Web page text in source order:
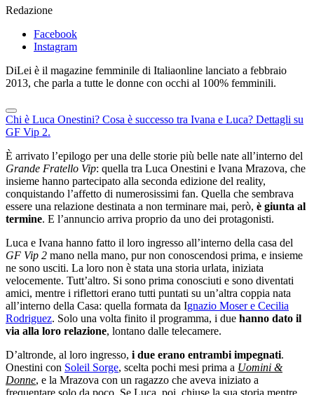
Redazione
Facebook
Instagram
DiLei è il magazine femminile di Italiaonline lanciato a febbraio
2013, che parla a tutte le donne con occhi al 100% femminili.
Chi è Luca Onestini? Cosa è successo tra Ivana e Luca? Dettagli su
GF Vip 2.
È arrivato l’epilogo per una delle storie più belle nate all’interno del
Grande Fratello Vip: quella tra Luca Onestini e Ivana Mrazova, che
insieme hanno partecipato alla seconda edizione del reality,
conquistando l’affetto di numerosissimi fan. Quella che sembrava
essere una relazione destinata a non terminare mai, però, è giunta al
termine. E l’annuncio arriva proprio da uno dei protagonisti.
Luca e Ivana hanno fatto il loro ingresso all’interno della casa del
GF Vip 2 mano nella mano, pur non conoscendosi prima, e insieme
ne sono usciti. La loro non è stata una storia urlata, iniziata
velocemente. Tutt’altro. Si sono prima conosciuti e sono diventati
amici, mentre i riflettori erano tutti puntati su un’altra coppia nata
all’interno della Casa: quella formata da Ignazio Moser e Cecilia
Rodriguez. Solo una volta finito il programma, i due hanno dato il
via alla loro relazione, lontano dalle telecamere.
D’altronde, al loro ingresso, i due erano entrambi impegnati.
Onestini con Soleil Sorge, scelta pochi mesi prima a Uomini &
Donne, e la Mrazova con un ragazzo che aveva iniziato a
frequentare solo da poco. Se Luca, poi, chiuse la sua storia mentre